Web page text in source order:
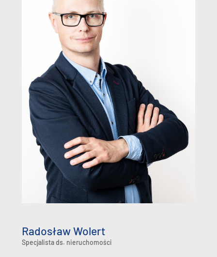
Radosław Wolert
Specjalista ds. nieruchomości